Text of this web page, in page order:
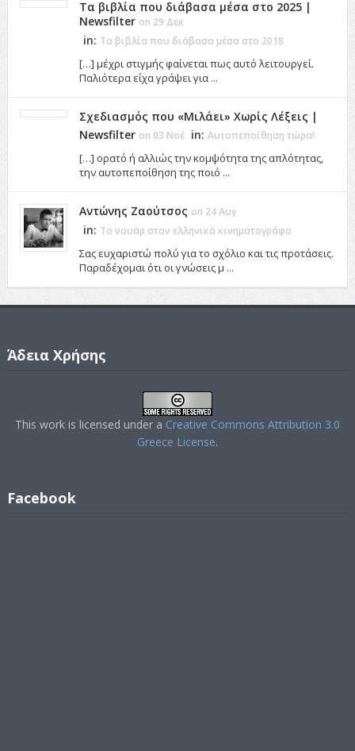
Τα βιβλία που διάβασα μέσα στο 2025 |
Newsfilter on 29 Δεκ
in: Τα βιβλία που διάβασα μέσα στο 2018
[…] μέχρι στιγμής φαίνεται πως αυτό λειτουργεί.
Παλιότερα είχα γράψει για ...
Σχεδιασμός που «Μιλάει» Χωρίς Λέξεις |
Newsfilter on 03 Νοέ in: Αυτοπεποίθηση τώρα!
[…] ορατό ή αλλιώς την κομψότητα της απλότητας,
την αυτοπεποίθηση της ποιό ...
Αντώνης Ζαούτσος on 24 Αυγ
in: Το νουάρ στον ελληνικό κινηματογράφο
Σας ευχαριστώ πολύ για το σχόλιο και τις προτάσεις.
Παραδέχομαι ότι οι γνώσεις μ ...
Άδεια Χρήσης
This work is licensed under a Creative Commons Attribution 3.0
Greece License.
Facebook